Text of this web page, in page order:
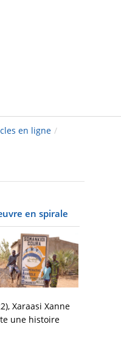
en ligne /
en spirale
Xaraasi Xanne
une histoire